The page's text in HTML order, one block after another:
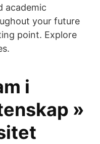
academic
your future
point. Explore
i
»